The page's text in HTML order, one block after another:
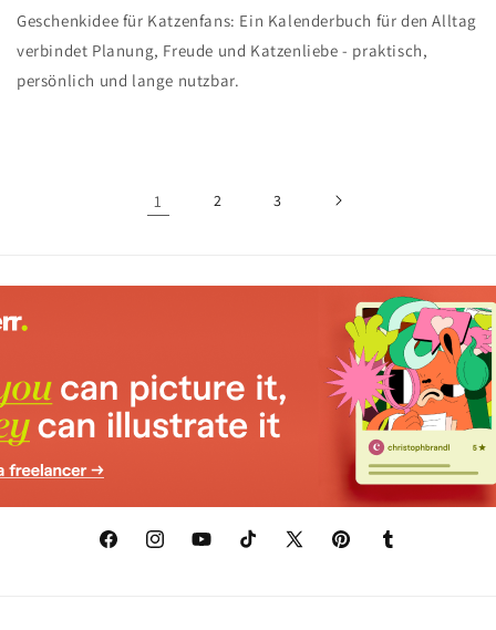
Geschenkidee für Katzenfans: Ein Kalenderbuch für den Alltag
verbindet Planung, Freude und Katzenliebe - praktisch,
persönlich und lange nutzbar.
1 2 3
FacebookInstagramYouTubeTikTok
X
PinterestTumblr